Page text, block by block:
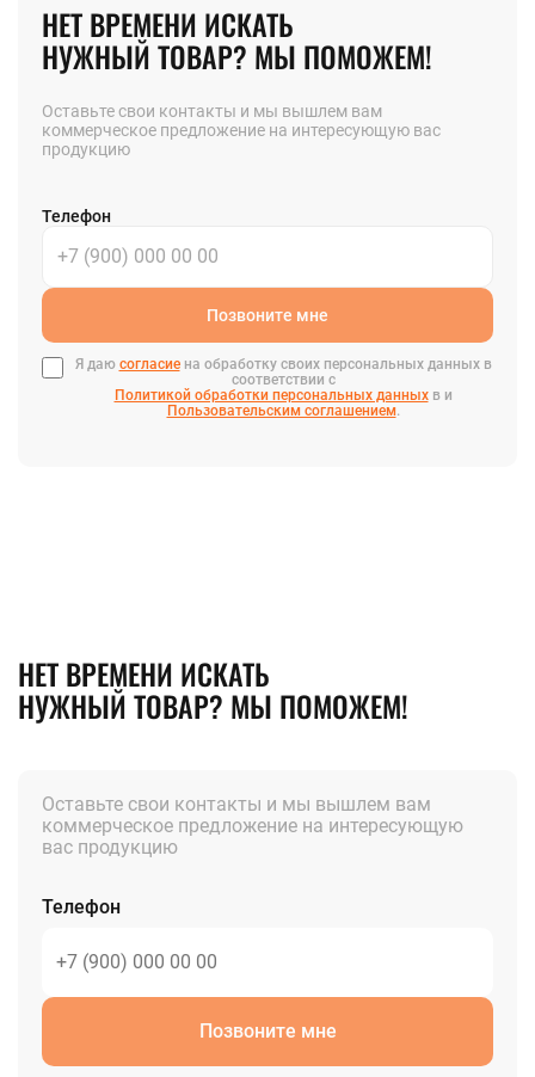
НЕТ ВРЕМЕНИ ИСКАТЬ
НУЖНЫЙ ТОВАР? МЫ ПОМОЖЕМ!
Оставьте свои контакты и мы вышлем вам
коммерческое предложение на интересующую вас
продукцию
Телефон
Позвоните мне
Я даю согласиена обработку своих персональных данных в
соответствии с
Политикой обработки персональных данныхв и
Пользовательским соглашением.
НЕТ ВРЕМЕНИ ИСКАТЬ
НУЖНЫЙ ТОВАР? МЫ ПОМОЖЕМ!
Оставьте свои контакты и мы вышлем вам
коммерческое предложение на интересующую
вас продукцию
Телефон
Позвоните мне